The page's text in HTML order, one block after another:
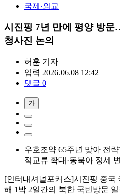
국제·외교
시진핑 7년 만에 평양 방
청사진 논의
허훈 기자
입력 2026.06.08 12:42
댓글 0
가
우호조약 65주년 맞아 전
적교류 확대·동북아 정세
[인터내셔널포커스]시진핑 중국
해 1박 2일간의 북한 국빈방문